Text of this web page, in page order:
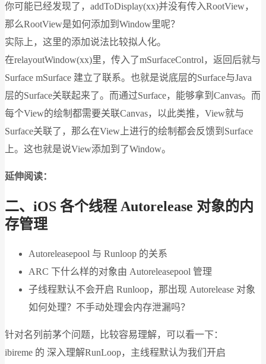
你可能已经发现了，addToDisplay(xx)并没有传入RootView，
那么RootView是如何添加到Window里呢？
实际上，这里的添加说法比较拟人化。
在relayoutWindow(xx)里，传入了mSurfaceControl，返回后就与
Surface mSurface 建立了联系。也就是说底层的Surface与Java
层的Surface关联起来了。而通过Surface，能够拿到Canvas。而
每个View的绘制都需要关联Canvas，以此类推，View就与
Surface关联了，那么在View上进行的绘制都会反馈到Surface
上。这也就是说View添加到了Window。
延伸阅读：
二、iOS 各个线程 Autorelease 对象的内
存管理
Autoreleasepool 与 Runloop 的关系
ARC 下什么样的对象由 Autoreleasepool 管理
子线程默认不会开启 Runloop，那出现 Autorelease 对象
如何处理？不手动处理会内存泄漏吗？
针对名列前茅个问题，比较容易理解，可以看一下：
ibireme 的 深入理解RunLoop，主线程默认为我们开启